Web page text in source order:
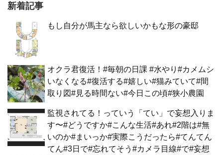
新着記事
もし自分が馬主なら欲しいかもな形の豪邸
オクラ君復活！#毎朝の日課 #水やり#カメムシ
いなくなる#復活する#嬉しい#猫みていて#間
取り図#見る時間ない#今日この頃#狭小農園
監視されてる！っていう「てい」で妄想入りま
す〜#どうですか#こんな生活#あれ#2階は#無
いのか#まいっか#実際こうだったら#てんてん
てん#3日で#忘れてそう#カメラ目線#で#妄想